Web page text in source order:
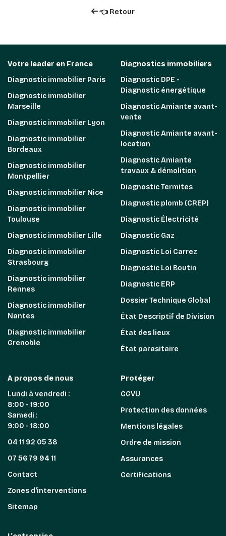
👈 Retour
Votre leader en France
Diagnostic immobilier Paris
Diagnostic immobilier
Marseille
Diagnostic immobilier Lyon
Diagnostic immobilier
Bordeaux
Diagnostic immobilier
Montpellier
Diagnostic immobilier Nice
Diagnostic immobilier
Toulouse
Diagnostic immobilier Lille
Diagnostic immobilier
Strasbourg
Diagnostic immobilier
Rennes
Diagnostic immobilier
Nantes
Diagnostic immobilier
Grenoble
Diagnostics immobiliers
Diagnostic DPE -
Diagnostic énergétique
Diagnostic Amiante avant-
vente
Diagnostic Amiante avant-
location
Diagnostic Amiante
travaux & démolition
Diagnostic Termites
Diagnostic plomb (CREP)
Diagnostic Électricité
Diagnostic Gaz
Diagnostic Loi Carrez
Diagnostic Loi Boutin
Diagnostic ERP
Dossier Technique Global
État Descriptif de Division
État des lieux
État parasitaire
A propos de nous
Lundi à vendredi :
8:00 - 19:00
Samedi :
9:00 - 18:00
04 11 92 05 38
07 56 79 94 11
Contact
Zones d'interventions
Sitemap
Protéger
CGVU
Protection des données
Mentions légales
Ordre de mission
Assurances
Certifications